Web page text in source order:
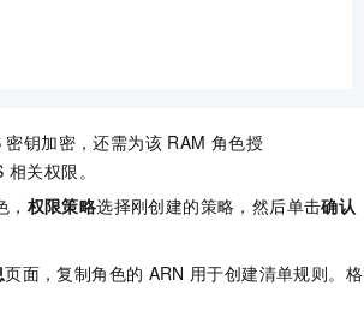
密钥加密，还需为该 RAM 角色授
关权限。
， 权限策略选择刚创建的策略，然后单击确认
页面，复制角色的 ARN 用于创建清单规则。格